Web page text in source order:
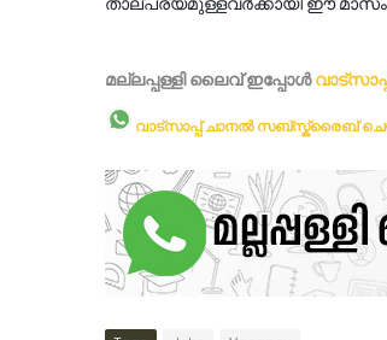
മല്ലപ്പള്ളി ലൈവ് ഇപ്പോള്‍
വാട്സാപ്പ് ചാനൽ സബ്സ്ക്രൈബ്